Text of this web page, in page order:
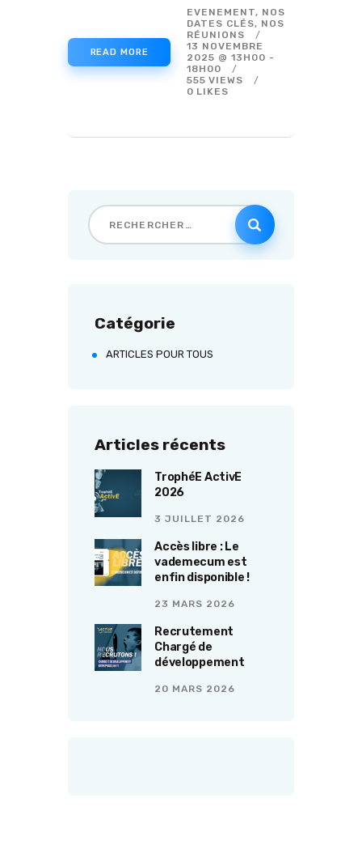
READ MORE
EVENEMENT, NOS
DATES CLÉS, NOS
RÉUNIONS
13 NOVEMBRE
2025 @ 13H00 -
18H00
555 VIEWS
0 LIKES
Catégorie
ARTICLES POUR TOUS
Articles récents
TrophéE ActivE
2026
3 JUILLET 2026
Accès libre : Le
vademecum est
enfin disponible !
23 MARS 2026
Recrutement
Chargé de
développement
20 MARS 2026